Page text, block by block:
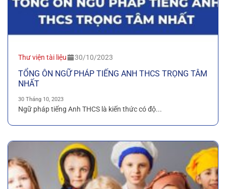
Thư viện tài liệu 30/10/2023
TỔNG ÔN NGỮ PHÁP TIẾNG ANH THCS TRỌNG TÂM
NHẤT
30 Tháng 10, 2023
Ngữ pháp tiếng Anh THCS là kiến thức có độ...